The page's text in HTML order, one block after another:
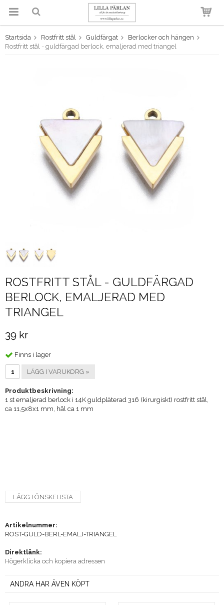
Produkten har blivit tillagd i
varukorgen
Startsida Rostfritt stål Guldfärgat
Berlocker och hängen
Rostfritt stål - guldfärgad berlock, emaljerad med triangel
ROSTFRITT STÅL - GULDFÄRGAD
BERLOCK, EMALJERAD MED
TRIANGEL
39 kr
Finns i lager
LÄGG I VARUKORG »
Produktbeskrivning:
1 st emaljerad berlock i 14K guldpläterad 316 (kirurgiskt) rostfritt stål,
ca 11,5x8x1 mm, hål ca 1 mm
LÄGG I ÖNSKELISTA
Artikelnummer:
ROST-GULD-BERL-EMALJ-TRIANGEL
Direktlänk:
Högerklicka och kopiera adressen
ANDRA HAR ÄVEN KÖPT